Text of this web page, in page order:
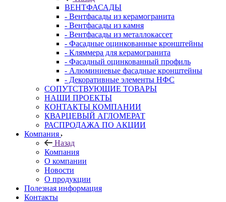
ВЕНТФАСАДЫ
- Вентфасады из керамогранита
- Вентфасады из камня
- Вентфасады из металлокассет
- Фасадные оцинкованные кронштейны
- Кляммера для керамогранита
- Фасадный оцинкованный профиль
- Алюминиевые фасадные кронштейны
- Декоративные элементы НФС
СОПУТСТВУЮЩИЕ ТОВАРЫ
НАШИ ПРОЕКТЫ
КОНТАКТЫ КОМПАНИИ
КВАРЦЕВЫЙ АГЛОМЕРАТ
РАСПРОДАЖА ПО АКЦИИ
Компания
Назад
Компания
О компании
Новости
О продукции
Полезная информация
Контакты